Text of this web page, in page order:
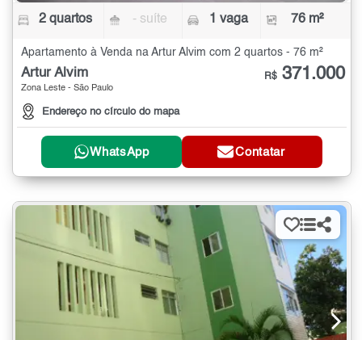
2 quartos - suíte 1 vaga 76 m²
Apartamento à Venda na Artur Alvim com 2 quartos - 76 m²
Artur Alvim
Zona Leste - São Paulo
Endereço no círculo do mapa
R$ 371.000
WhatsApp Contatar